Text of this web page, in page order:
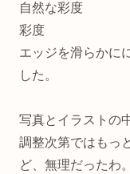
自然な彩度
彩度
エッジを滑らかに
した。
写真とイラストの
調整次第ではもっ
ど、無理だったわ。